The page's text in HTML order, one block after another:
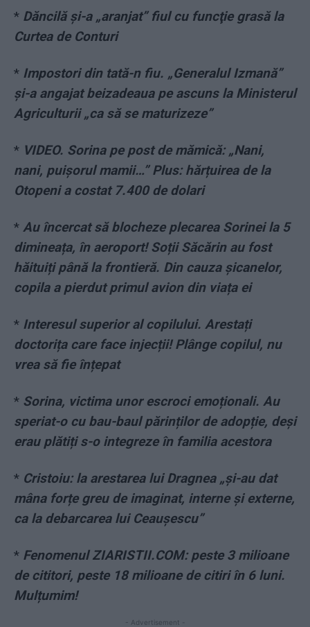
* Dăncilă și-a „aranjat” fiul cu funcţie grasă la
Curtea de Conturi
* Impostori din tată-n fiu. „Generalul Izmană”
și-a angajat beizadeaua pe ascuns la Ministerul
Agriculturii „ca să se maturizeze”
* VIDEO. Sorina pe post de mămică: „Nani,
nani, puișorul mamii…” Plus: hărțuirea de la
Otopeni a costat 7.400 de dolari
* Au încercat să blocheze plecarea Sorinei la 5
dimineața, în aeroport! Soții Săcărin au fost
hăituiți până la frontieră. Din cauza șicanelor,
copila a pierdut primul avion din viața ei
* Interesul superior al copilului. Arestați
doctorița care face injecții! Plânge copilul, nu
vrea să fie înțepat
* Sorina, victima unor escroci emoționali. Au
speriat-o cu bau-baul părinților de adopție, deși
erau plătiți s-o integreze în familia acestora
* Cristoiu: la arestarea lui Dragnea „și-au dat
mâna forțe greu de imaginat, interne și externe,
ca la debarcarea lui Ceaușescu”
* Fenomenul ZIARISTII.COM: peste 3 milioane
de cititori, peste 18 milioane de citiri în 6 luni.
Mulțumim!
- Advertisement -